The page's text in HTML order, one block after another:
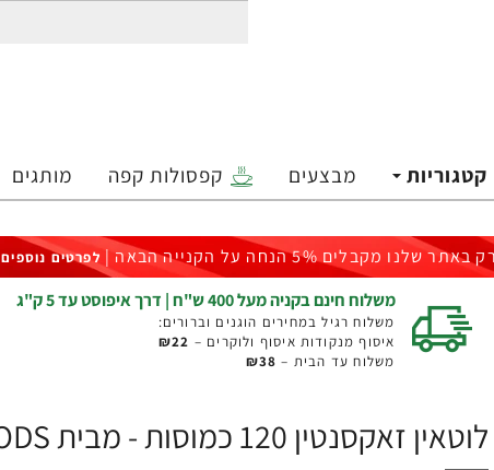
קטגוריות מבצעים קפסולות קפה מותגים
באתר שלנו מקבלים 5% הנחה על הקנייה הבאה | לפרטים נוספים
משלוח חינם בקניה מעל 400 ש"ח | דרך איפוסט עד 5 ק"ג
משלוח רגיל במחירים הוגנים וברורים:
איסוף מנקודות איסוף ולוקרים – ₪22
משלוח עד הבית – ₪38
לוטאין זאקסנטין 120 כמוסות - מבית NOW FOODS